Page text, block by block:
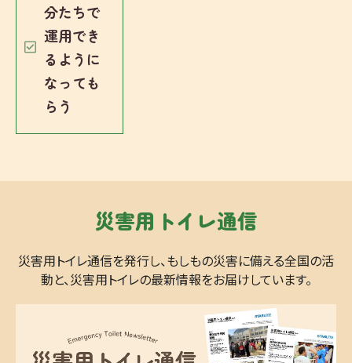
分たちで
運用でき
るように
なっても
らう
災害用トイレ通信
災害用トイレ通信を発行し、もしもの災害に備える全国の活
動と、災害用トイレの最新情報をお届けしています。